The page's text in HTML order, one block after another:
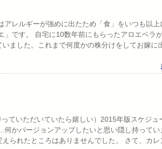
レルギーが強めに出たため「食」をいつも以上
です。 自宅に10数年前にもらったアロエベラ
ました。これまで何度かの株分けをしてお嫁に
ていただいていたら嬉しい）2015年版スケジュ
かバージョンアップしたいと思い隠し持ってい
られたところはありませんでした。 さて、カレ